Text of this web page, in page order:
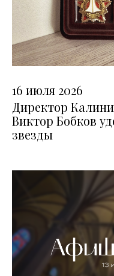
16 июля 2026
Директор
Виктор Бобков
звезды